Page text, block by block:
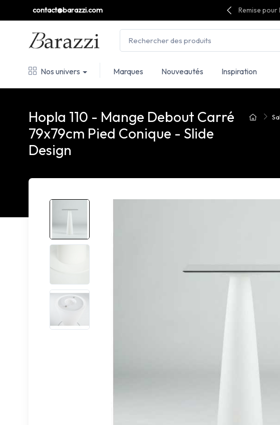
contact@barazzi.com Remise
Nos univers Marques Nouveautés Inspiration
Hopla 110 - Mange Debout Carré
79x79cm Pied Conique - Slide
Design